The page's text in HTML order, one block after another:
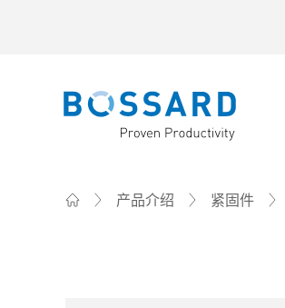
Bossard homepage
产品介绍 紧固件